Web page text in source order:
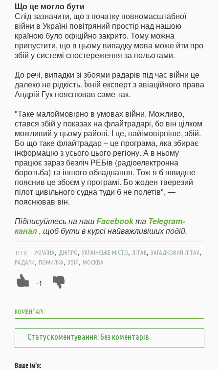
Що це могло бути
Слід зазначити, що з початку повномасштабної
війни в Україні повітряний простір над нашою
країною було офіційно закрито. Тому можна
припустити, що в цьому випадку мова може йти про
збій у системі спостереження за польотами.
До речі, випадки зі збоями радарів під час війни це
далеко не рідкість. Їхній експерт з авіаційного права
Андрій Гук пояснював саме так.
"Таке малоймовірно в умовах війни. Можливо,
стався збій у показах на флайтрадарі, бо він цілком
можливий у цьому районі. І це, найімовірніше, збій.
Бо що таке флайтрадар – це програма, яка збирає
інформацію з усього цього регіону. А в ньому
працює зараз безліч РЕБів (радіоелектронна
боротьба) та іншого обладнання. Тож я б швидше
пояснив це збоєм у програмі. Бо жоден тверезий
пілот цивільного судна туди б не полетів", —
пояснював він.
Підписуйтесь на нашFacebookта Telegram-
канал, щоб бути в курсі найважливіших подій.
ТЕГИ: УКРАЇНА, ДНІПРО, УКРАЇНСЬКЕ МІСТО, ЛІТАК, ЗАГАДКОВИЙ ЛІТАК,
РАДАРИ, ПОМИЛКА, ЗБІЙ, МОСКВА
-1
КОМЕНТАРІ:
Статус коментування: без коментарів
Ваше ім'я: